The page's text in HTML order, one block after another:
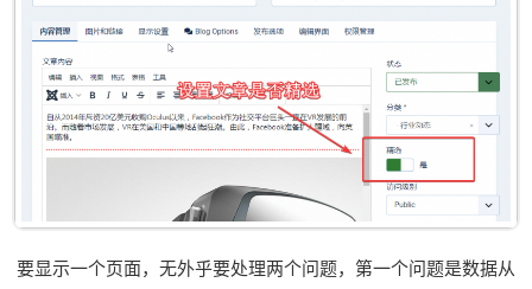
要显示一个页面，无外乎要处理两个问题，第一个问题是数据从